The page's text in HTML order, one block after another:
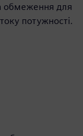
обмеження для
потужності.